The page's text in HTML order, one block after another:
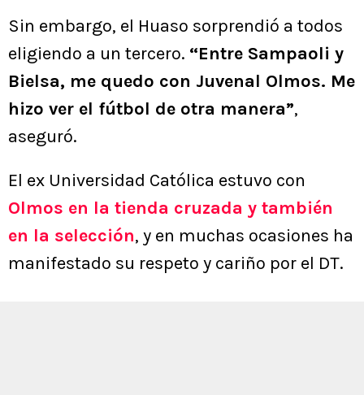
Sin embargo, el Huaso sorprendió a todos
eligiendo a un tercero. “Entre Sampaoli y
Bielsa, me quedo con Juvenal Olmos. Me
hizo ver el fútbol de otra manera”,
aseguró.
El ex Universidad Católica estuvo con
Olmos en la tienda cruzada y también
en la selección, y en muchas ocasiones ha
manifestado su respeto y cariño por el DT.